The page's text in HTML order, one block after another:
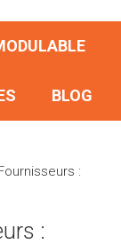
BLOG
:
: